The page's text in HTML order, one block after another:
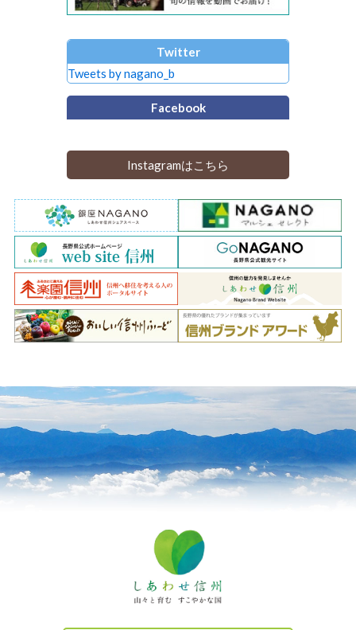
Twitter
Tweets by nagano_b
Facebook
Instagramはこちら